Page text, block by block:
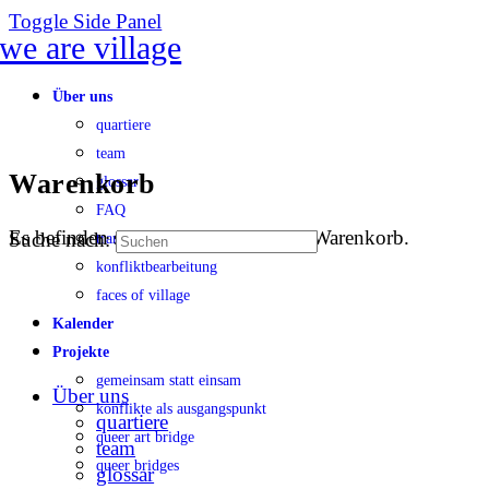
Toggle Side Panel
Über uns
quartiere
team
glossar
FAQ
transparenz
konfliktbearbeitung
faces of village
Kalender
Projekte
gemeinsam statt einsam
konflikte als ausgangspunkt
queer art bridge
queer bridges
Warenkorb
Es befinden sich keine Produkte im Warenkorb.
Suche nach:
Über uns
quartiere
team
glossar